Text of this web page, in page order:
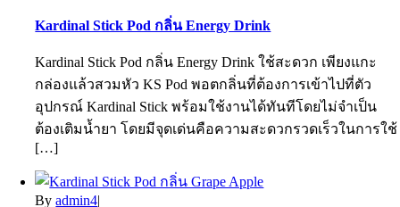
Kardinal Stick Pod กลิ่น Energy Drink
Kardinal Stick Pod กลิ่น Energy Drink ใช้สะดวก เพียงแกะ
กล่องแล้วสวมหัว KS Pod พอตกลิ่นที่ต้องการเข้าไปที่ตัว
อุปกรณ์ Kardinal Stick พร้อมใช้งานได้ทันทีโดยไม่จำเป็น
ต้องเติมน้ำยา โดยมีจุดเด่นคือความสะดวกรวดเร็วในการใช้
[…]
Byadmin4|